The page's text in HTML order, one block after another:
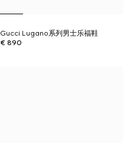
Gucci Lugano系列男士乐福鞋
€ 890